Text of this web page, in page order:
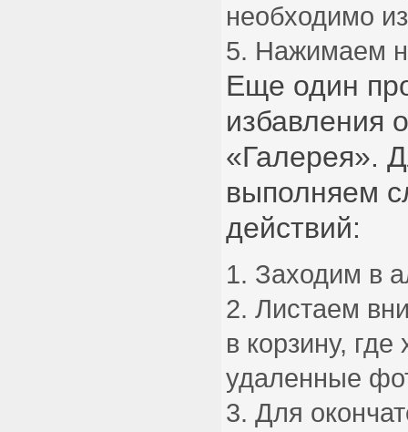
необходимо
Нажимаем
Еще один
избавления
«Галерея».
выполняем
действий:
Заходим в
Листаем
в корзину,
удаленные
Для